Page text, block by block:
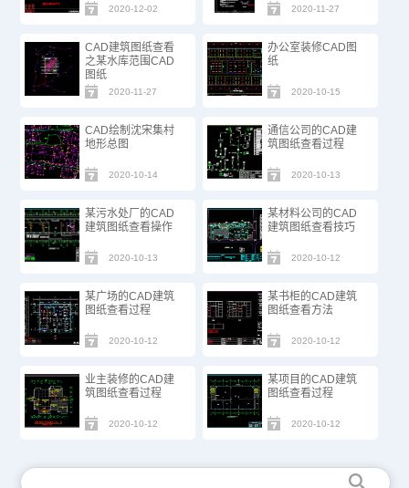
2020-12-02 2020-11-27
CAD建筑图纸查看
之某水库范围CAD
图纸
2020-11-27
办公室装修CAD图
纸
2020-10-15
CAD绘制沈宋集村
地形总图
2020-10-14
通信公司的CAD建
筑图纸查看过程
2020-10-13
某污水处厂的CAD
建筑图纸查看操作
2020-10-13
某材料公司的CAD
建筑图纸查看技巧
2020-10-12
某广场的CAD建筑
图纸查看过程
2020-10-12
某书柜的CAD建筑
图纸查看方法
2020-10-12
业主装修的CAD建
筑图纸查看过程
2020-10-12
某项目的CAD建筑
图纸查看过程
2020-10-12